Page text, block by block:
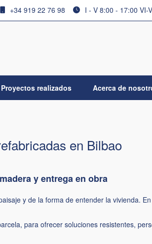
I - V 8:00 - 17:00 VI-
+34 919 22 76 98
Proyectos realizados Acerca de
en Bilbao
y entrega en obra
y de la forma de entender la vivienda.
para ofrecer soluciones resistentes,